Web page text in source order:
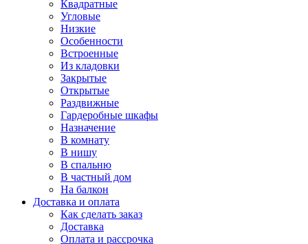
Квадратные
Угловые
Низкие
Особенности
Встроенные
Из кладовки
Закрытые
Открытые
Раздвижные
Гардеробные шкафы
Назначение
В комнату
В нишу
В спальню
В частный дом
На балкон
Доставка и оплата
Как сделать заказ
Доставка
Оплата и рассрочка